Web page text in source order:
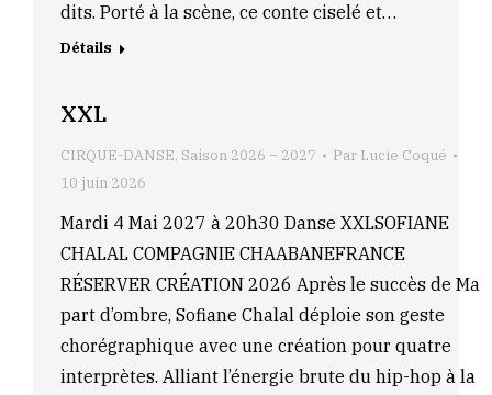
dits. Porté à la scène, ce conte ciselé et…
Détails
XXL
CIRQUE-DANSE, Saison 2026 – 2027 Par Lucie Coqué
10 juin 2026
Mardi 4 Mai 2027 à 20h30 Danse XXLSOFIANE
CHALAL COMPAGNIE CHAABANEFRANCE
RÉSERVER CRÉATION 2026 Après le succès de Ma
part d’ombre, Sofiane Chalal déploie son geste
chorégraphique avec une création pour quatre
interprètes. Alliant l’énergie brute du hip-hop à la